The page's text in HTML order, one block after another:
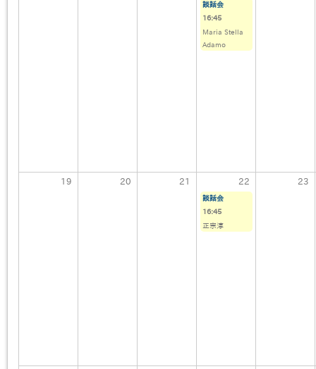
談話会
16:45
Maria Stella
Adamo
19 20 21 22 23
談話会
16:45
正宗淳